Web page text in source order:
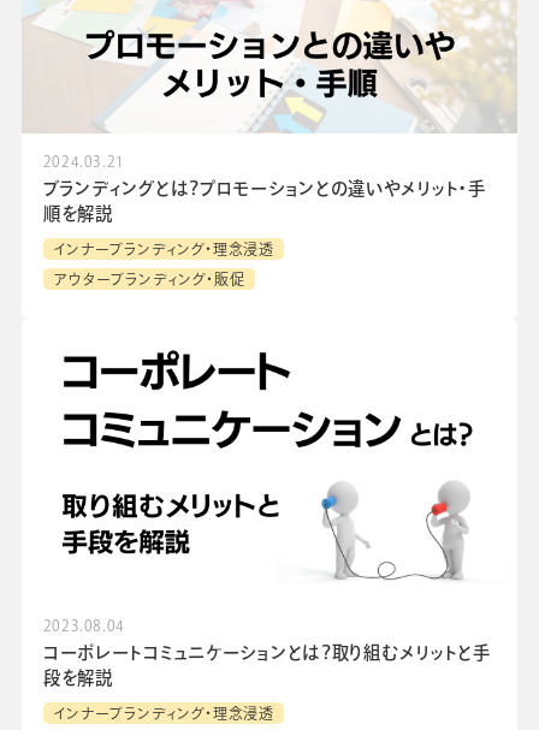
2024.03.21
ブランディングとは？プロモーションとの違いやメリット・手
順を解説
インナーブランディング・理念浸透
アウターブランディング・販促
2023.08.04
コーポレートコミュニケーションとは？取り組むメリットと手
段を解説
インナーブランディング・理念浸透